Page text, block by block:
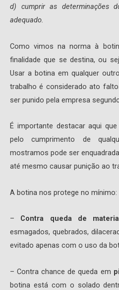
d) cumprir as determinações
adequado.
Como vimos na norma à
finalidade que se destina, ou
Usar a botina em qualquer
trabalho é considerado ato
ser punido pela empresa
É importante destacar aqui
pelo cumprimento de
mostramos pode ser
até mesmo causar punição ao
A botina nos protege no mínimo:
– Contra queda de
esmagados, quebrados,
evitado apenas com o uso da
– Contra chance de queda em
botina está com o solado